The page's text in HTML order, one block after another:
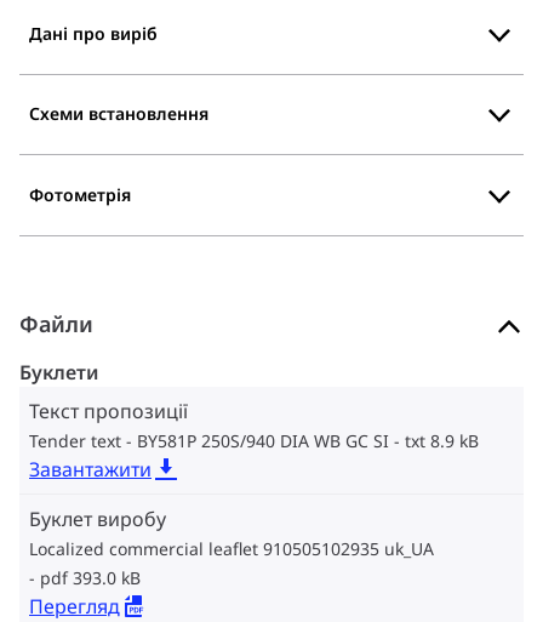
Дані про виріб
Схеми встановлення
Фотометрія
Файли
Буклети
Текст пропозиції
Tender text - BY581P 250S/940 DIA WB GC SI txt 8.9 kB
Завантажити
Буклет виробу
Localized commercial leaflet 910505102935 uk_UA
pdf 393.0 kB
Перегляд